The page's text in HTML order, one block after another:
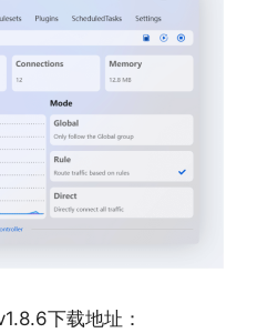
下载地址：